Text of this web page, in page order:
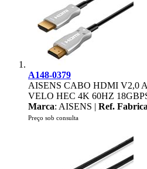
A148-0379
AISENS CABO HDMI V2,0
VELO HEC 4K 60HZ
Marca: AISENS | Ref.
Preço sob consulta